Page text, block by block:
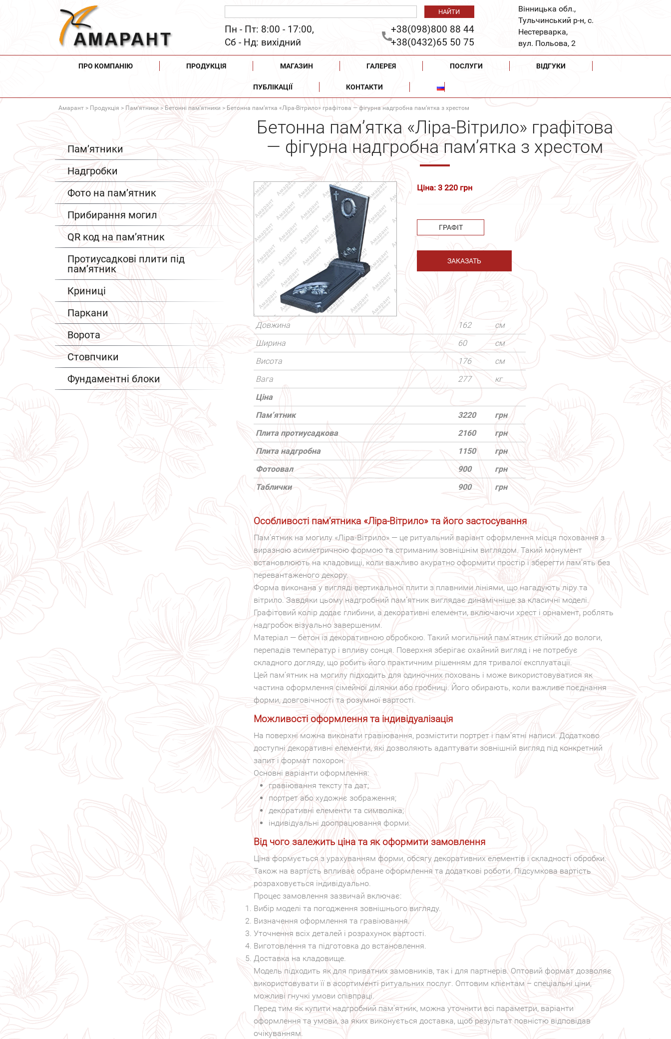
Пн - Пт: 8:00 - 17:00,
Сб - Нд: вихідний
+38(098)800 88 44
+38(0432)65 50 75
Вінницька обл.,
Тульчинський р-н, с.
Нестерварка,
вул. Польова, 2
ПРО КОМПАНІЮ ПРОДУКЦІЯ МАГАЗИН ГАЛЕРЕЯ ПОСЛУГИ ВІДГУКИ
ПУБЛІКАЦІЇ КОНТАКТИ
Амарант > Продукція > Пам'ятники > Бетонні пам'ятники > Бетонна пам’ятка «Ліра-Вітрило» графітова — фігурна надгробна пам’ятка з хрестом
Пам’ятники
Надгробки
Фото на пам’ятник
Прибирання могил
QR код на пам’ятник
Протиусадкові плити під
пам’ятник
Криниці
Паркани
Ворота
Стовпчики
Фундаментні блоки
Бетонна пам’ятка «Ліра-Вітрило» графітова
— фігурна надгробна пам’ятка з хрестом
Ціна: 3 220 грн
ГРАФІТ
ЗАКАЗАТЬ
Довжина 162
см
Ширина
60
см
Висота
176
см
Вага
277
кг
Ціна
Пам’ятник
3220
грн
Плита протиусадкова
2160
грн
Плита надгробна
1150
грн
Фотоовал
900
грн
Таблички
900 грн
Особливості пам’ятника «Ліра-Вітрило» та його застосування
Пам’ятник на могилу «Ліра-Вітрило» — це ритуальний варіант оформлення місця поховання з
виразною асиметричною формою та стриманим зовнішнім виглядом. Такий монумент
встановлюють на кладовищі, коли важливо акуратно оформити простір і зберегти пам’ять без
перевантаженого декору.
Форма виконана у вигляді вертикальної плити з плавними лініями, що нагадують ліру та
вітрило. Завдяки цьому надгробний пам’ятник виглядає динамічніше за класичні моделі.
Графітовий колір додає глибини, а декоративні елементи, включаючи хрест і орнамент, роблять
надгробок візуально завершеним.
Матеріал — бетон із декоративною обробкою. Такий могильний пам’ятник стійкий до вологи,
перепадів температур і впливу сонця. Поверхня зберігає охайний вигляд і не потребує
складного догляду, що робить його практичним рішенням для тривалої експлуатації.
Цей пам’ятник на могилу підходить для одиночних поховань і може використовуватися як
частина оформлення сімейної ділянки або гробниці. Його обирають, коли важливе поєднання
форми, довговічності та розумної вартості.
Можливості оформлення та індивідуалізація
На поверхні можна виконати гравіювання, розмістити портрет і пам’ятні написи. Додатково
доступні декоративні елементи, які дозволяють адаптувати зовнішній вигляд під конкретний
запит і формат похорон.
Основні варіанти оформлення:
гравіювання тексту та дат;
портрет або художнє зображення;
декоративні елементи та символіка;
індивідуальні доопрацювання форми.
Від чого залежить ціна та як оформити замовлення
Ціна формується з урахуванням форми, обсягу декоративних елементів і складності обробки.
Також на вартість впливає обране оформлення та додаткові роботи. Підсумкова вартість
розраховується індивідуально.
Процес замовлення зазвичай включає:
Вибір моделі та погодження зовнішнього вигляду.
Визначення оформлення та гравіювання.
Уточнення всіх деталей і розрахунок вартості.
Виготовлення та підготовка до встановлення.
Доставка на кладовище.
Модель підходить як для приватних замовників, так і для партнерів. Оптовий формат дозволяє
використовувати її в асортименті ритуальних послуг. Оптовим клієнтам – спеціальні ціни,
можливі гнучкі умови співпраці.
Перед тим як купити надгробний пам’ятник, можна уточнити всі параметри, варіанти
оформлення та умови, за яких виконується доставка, щоб результат повністю відповідав
очікуванням.